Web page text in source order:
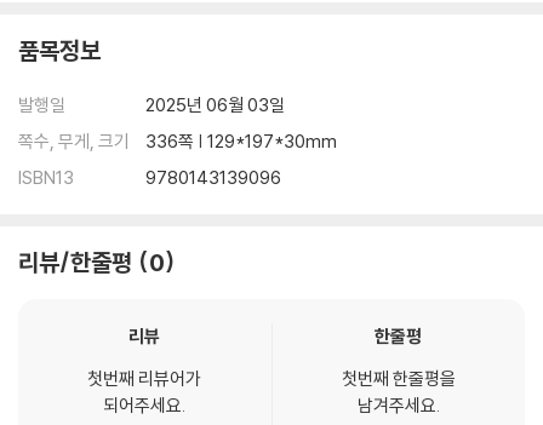
품목정보
발행일
2025년 06월 03일
쪽수, 무게, 크기
336쪽 | 129*197*30mm
ISBN13
9780143139096
리뷰/한줄평 0
리뷰
첫번째 리뷰어가
되어주세요.
한줄평
첫번째 한줄평을
남겨주세요.